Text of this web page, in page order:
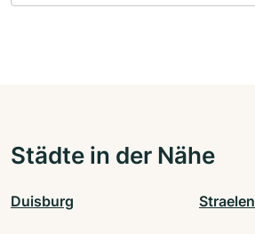
Städte in der Nähe
Duisburg Straelen